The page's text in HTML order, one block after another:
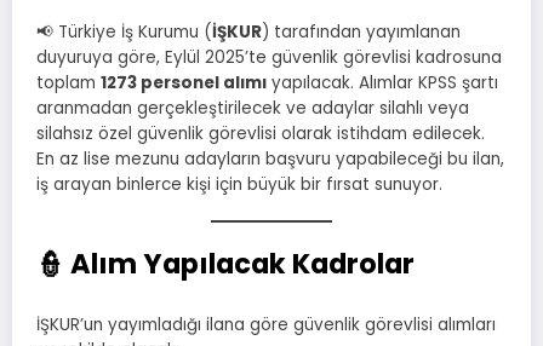
📢 Türkiye İş Kurumu (İŞKUR) tarafından yayımlanan
duyuruya göre, Eylül 2025’te güvenlik görevlisi kadrosuna
toplam 1273 personel alımı yapılacak. Alımlar KPSS şartı
aranmadan gerçekleştirilecek ve adaylar silahlı veya
silahsız özel güvenlik görevlisi olarak istihdam edilecek.
En az lise mezunu adayların başvuru yapabileceği bu ilan,
iş arayan binlerce kişi için büyük bir fırsat sunuyor.
👮 Alım Yapılacak Kadrolar
İŞKUR’un yayımladığı ilana göre güvenlik görevlisi alımları